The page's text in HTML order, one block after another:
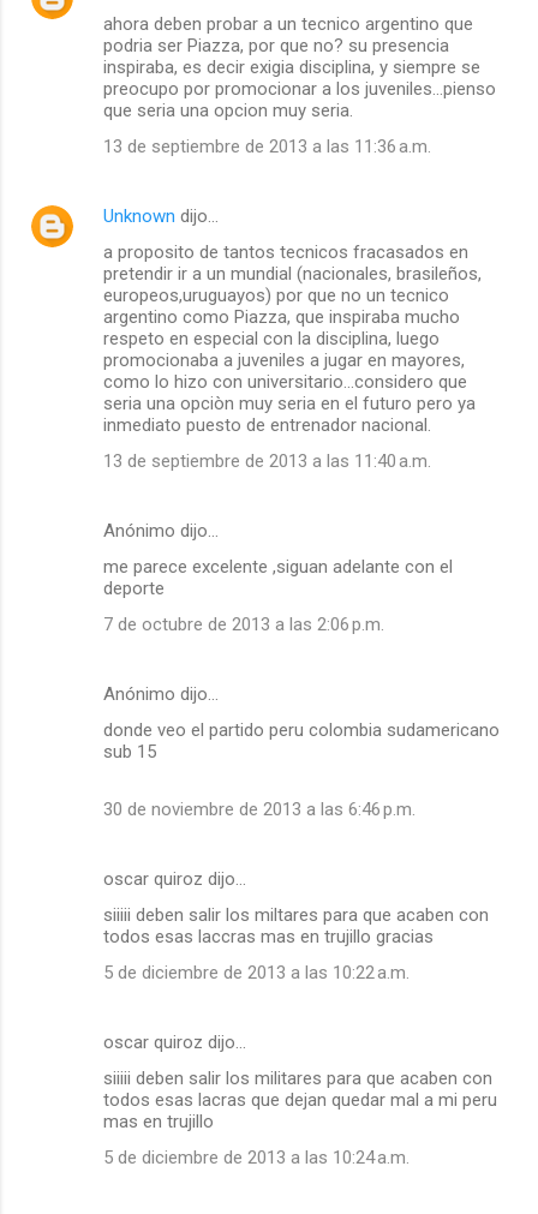
ahora deben probar a un tecnico argentino que
podria ser Piazza, por que no? su presencia
inspiraba, es decir exigia disciplina, y siempre se
preocupo por promocionar a los juveniles...pienso
que seria una opcion muy seria.
13 de septiembre de 2013 a las 11:36 a.m.
Unknown dijo…
a proposito de tantos tecnicos fracasados en
pretendir ir a un mundial (nacionales, brasileños,
europeos,uruguayos) por que no un tecnico
argentino como Piazza, que inspiraba mucho
respeto en especial con la disciplina, luego
promocionaba a juveniles a jugar en mayores,
como lo hizo con universitario...considero que
seria una opciòn muy seria en el futuro pero ya
inmediato puesto de entrenador nacional.
13 de septiembre de 2013 a las 11:40 a.m.
Anónimo dijo…
me parece excelente ,siguan adelante con el
deporte
7 de octubre de 2013 a las 2:06 p.m.
Anónimo dijo…
donde veo el partido peru colombia sudamericano
sub 15
30 de noviembre de 2013 a las 6:46 p.m.
oscar quiroz dijo…
siiiii deben salir los miltares para que acaben con
todos esas laccras mas en trujillo gracias
5 de diciembre de 2013 a las 10:22 a.m.
oscar quiroz dijo…
siiiii deben salir los militares para que acaben con
todos esas lacras que dejan quedar mal a mi peru
mas en trujillo
5 de diciembre de 2013 a las 10:24 a.m.